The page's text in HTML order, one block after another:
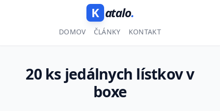
K atalo.
DOMOV ČLÁNKY KONTAKT
20 ks jedálnych lístkov v
boxe